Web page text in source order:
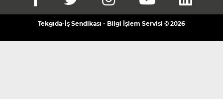
Tekgıda-İş Sendikası - Bilgi İşlem Servisi © 2026